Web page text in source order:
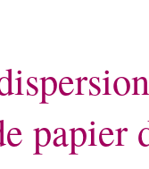
papier